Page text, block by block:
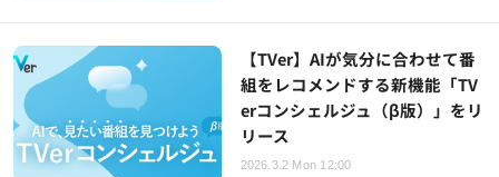
【TVer】AIが気分に合わせて番
組をレコメンドする新機能「TV
erコンシェルジュ（β版）」をリ
リース
2026.3.2 Mon 12:00